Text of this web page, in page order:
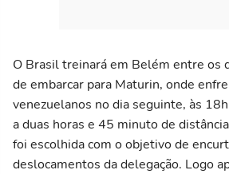
O Brasil treinará em Belém entre os
de embarcar para Maturin, onde
venezuelanos no dia seguinte, às
a duas horas e 45 minuto de
foi escolhida com o objetivo de
deslocamentos da delegação. Logo